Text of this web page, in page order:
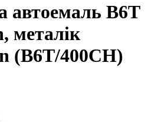
автоемаль B6T
металік
(B6T/400CH)